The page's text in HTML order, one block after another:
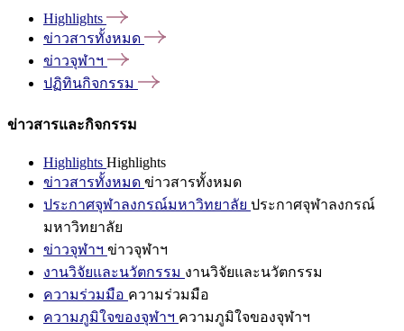
Highlights
ข่าวสารทั้งหมด
ข่าวจุฬาฯ
ปฏิทินกิจกรรม
ข่าวสารและกิจกรรม
Highlights Highlights
ข่าวสารทั้งหมด ข่าวสารทั้งหมด
ประกาศจุฬาลงกรณ์มหาวิทยาลัย ประกาศจุฬาลงกรณ์
มหาวิทยาลัย
ข่าวจุฬาฯ ข่าวจุฬาฯ
งานวิจัยและนวัตกรรม งานวิจัยและนวัตกรรม
ความร่วมมือ ความร่วมมือ
ความภูมิใจของจุฬาฯ ความภูมิใจของจุฬาฯ